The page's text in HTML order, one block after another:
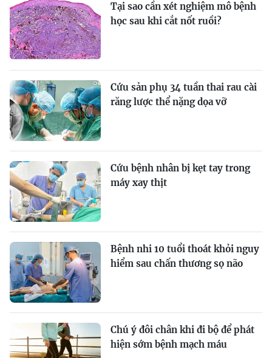
Tại sao cần xét nghiệm mô bệnh
học sau khi cắt nốt ruồi?
Cứu sản phụ 34 tuần thai rau cài
răng lược thể nặng dọa vỡ
Cứu bệnh nhân bị kẹt tay trong
máy xay thịt
Bệnh nhi 10 tuổi thoát khỏi nguy
hiểm sau chấn thương sọ não
Chú ý đôi chân khi đi bộ để phát
hiện sớm bệnh mạch máu